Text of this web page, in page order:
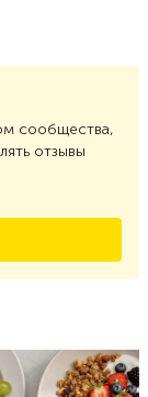
сообщества,
отзывы